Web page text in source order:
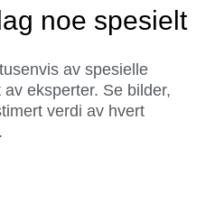
noe spesielt
av spesielle
eksperter. Se bilder,
verdi av hvert